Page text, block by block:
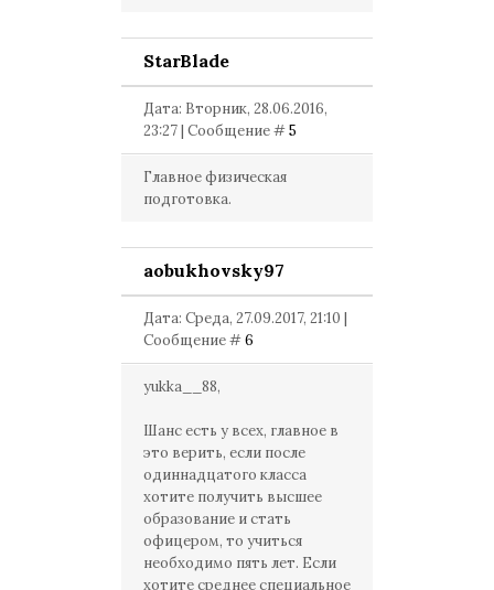
StarBlade
Дата: Вторник, 28.06.2016,
23:27 | Сообщение #5
Главное физическая
подготовка.
aobukhovsky97
Дата: Среда, 27.09.2017, 21:10 |
Сообщение #6
yukka__88,
Шанс есть у всех, главное в
это верить, если после
одиннадцатого класса
хотите получить высшее
образование и стать
офицером, то учиться
необходимо пять лет. Если
хотите среднее специальное